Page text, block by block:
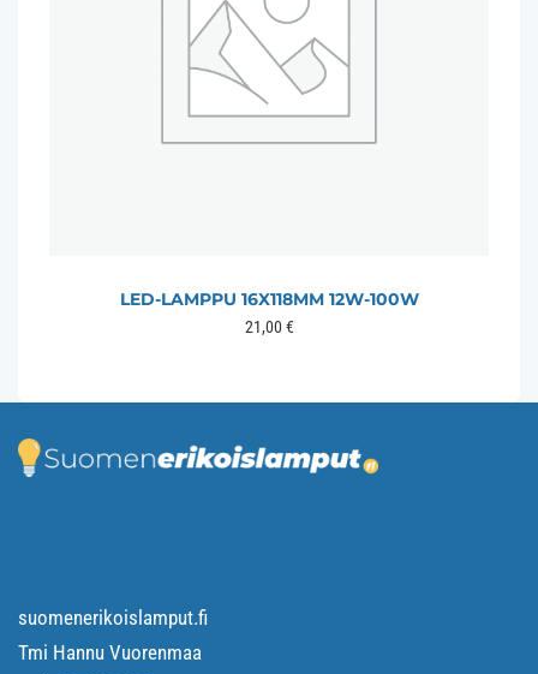
LED-LAMPPU 16X118MM 12W-100W
21,00€
suomenerikoislamput.fi
Tmi Hannu Vuorenmaa